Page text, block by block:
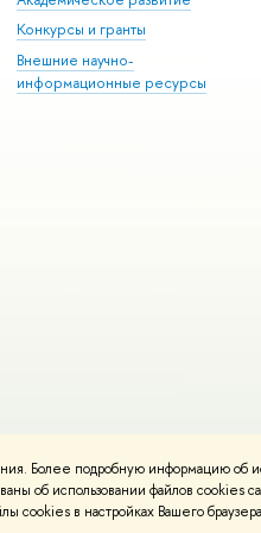
Более подробную информацию об
об использовании файлов
cookies в настройках Вашего
Конкурсы и гранты
Внешние научно-
информационные ресурсы
Политика